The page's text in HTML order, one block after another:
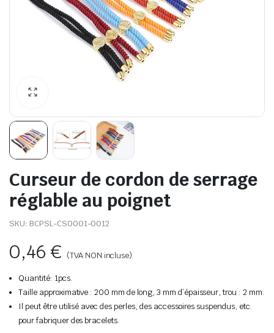
Curseur de cordon de serrage
réglable au poignet
SKU: BCPSL-CS0001-0012
0,46€ (TVA NON incluse)
Quantité: 1pcs.
Taille approximative :200 mm de long, 3 mm d’épaisseur, trou : 2 mm.
Il peut être utilisé avec des perles, des accessoires suspendus, etc.
pour fabriquer des bracelets.